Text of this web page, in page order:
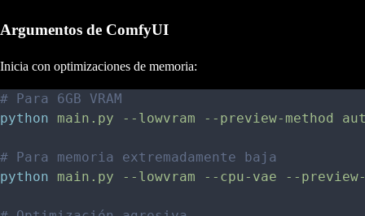
Argumentos de ComfyUI
Inicia con optimizaciones de memoria:
# Para 6GB VRAM
python main.py --lowvram --preview-method
# Para memoria extremadamente baja
python main.py --lowvram --cpu-vae --preview-